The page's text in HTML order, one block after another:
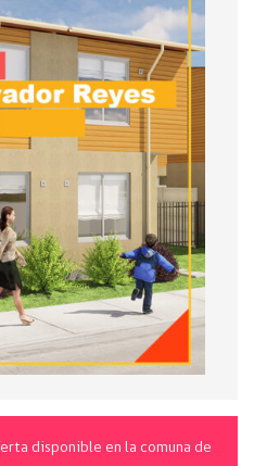
disponible en la comuna de